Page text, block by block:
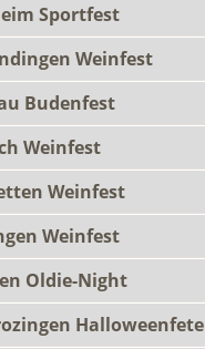
Sportfest
Weinfest
Budenfest
Weinfest
Weinfest
Weinfest
Oldie-Night
Halloweenfete